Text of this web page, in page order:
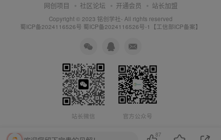
网创项目 社区论坛 开通会员 站长加盟
Copyright © 2023 铭创学社- All rights reserved
蜀ICP备2024116526号 蜀ICP备2024116526号-1【工信部ICP备案】
站长微信 官方公众号
87